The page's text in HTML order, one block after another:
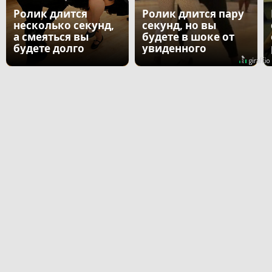
Ролик длится
несколько секунд,
а смеяться вы
будете долго
Ролик длится пару
секунд, но вы
будете в шоке от
увиденного